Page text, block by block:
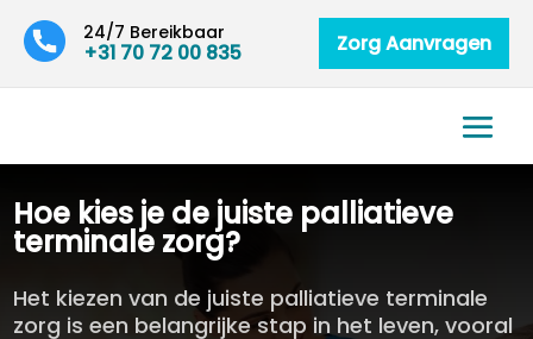
24/7 Bereikbaar
+31 70 72 00 835 Zorg Aanvragen
Hoe kies je de juiste palliatieve
terminale zorg?
Het kiezen van de juiste palliatieve terminale
zorg is een belangrijke stap in het leven, vooral